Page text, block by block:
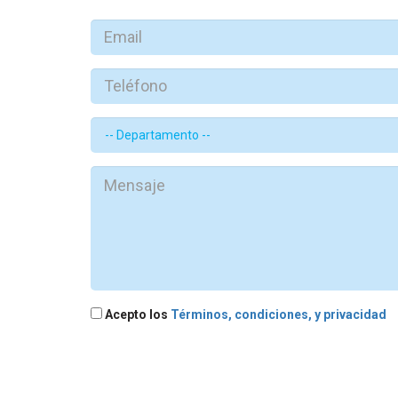
Acepto los Términos, condiciones, y privacidad